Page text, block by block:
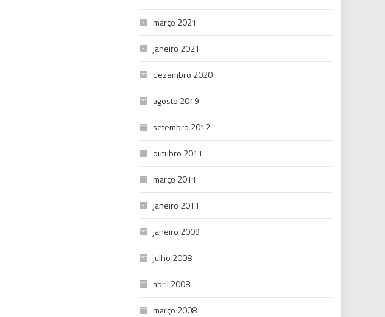
março 2021
janeiro 2021
dezembro 2020
agosto 2019
setembro 2012
outubro 2011
março 2011
janeiro 2011
janeiro 2009
julho 2008
abril 2008
março 2008